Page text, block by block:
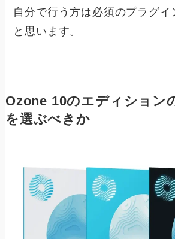
自分で行う方は必須のプラグイ
と思います。
Ozone 10のエディション
を選ぶべきか